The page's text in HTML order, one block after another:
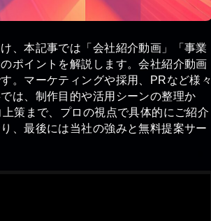
、本記事では「会社紹介動画」「事業
ポイントを解説します。会社紹介動画
。マーケティングや採用、PRなど様々
は、制作目的や活用シーンの整理か
策まで、プロの視点で具体的にご紹介
、最後には当社の強みと無料提案サー